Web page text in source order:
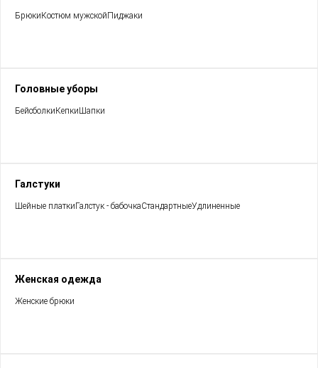
БрюкиКостюм мужскойПиджаки
Головные уборы
БейсболкиКепкиШапки
Галстуки
Шейные платкиГалстук - бабочкаСтандартныеУдлиненные
Женская одежда
Женские брюки